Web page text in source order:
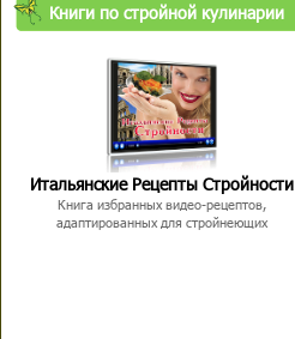
Книги по стройной кулинарии
Итальянские Рецепты Стройности
Книга избранных видео-рецептов,
адаптированных для стройнеющих